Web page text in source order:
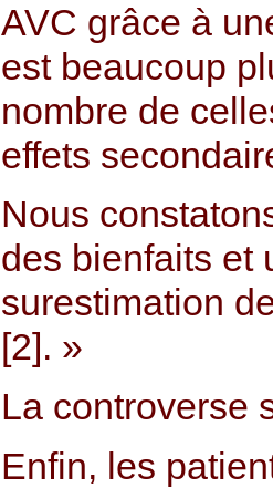
AVC grâce à
est beaucoup
nombre de
effets
Nous
des bienfaits et
surestimation
[2]. »
La controverse
Enfin, les